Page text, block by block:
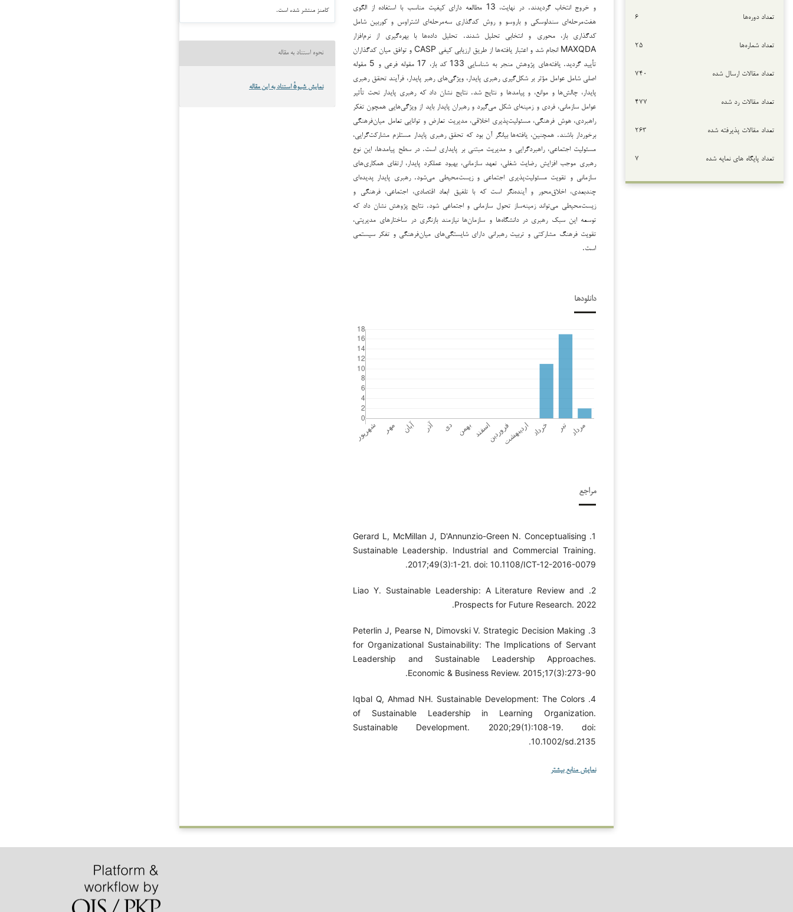
تعداد دوره‌ها ۶
تعداد شماره‌ها ۲۵
تعداد مقالات ارسال شده ۷۴۰
تعداد مقالات رد شده ۴۷۷
تعداد مقالات پذیرفته شده ۲۶۳
تعداد پایگاه های نمایه شده ۷
و خروج انتخاب گردیدند. در نهایت، 13 مطالعه دارای کیفیت مناسب با استفاده از الگوی
هفت‌مرحله‌ای سندلوسکی و باروسو و روش کدگذاری سه‌مرحله‌ای اشتراوس و کوربین شامل
کدگذاری باز، محوری و انتخابی تحلیل شدند. تحلیل داده‌ها با بهره‌گیری از نرم‌افزار
MAXQDA انجام شد و اعتبار یافته‌ها از طریق ارزیابی کیفی CASP و توافق میان کدگذاران
تأیید گردید. یافته‌های پژوهش منجر به شناسایی 133 کد باز، 17 مقوله فرعی و 5 مقوله
اصلی شامل عوامل مؤثر بر شکل‌گیری رهبری پایدار، ویژگی‌های رهبر پایدار، فرآیند تحقق رهبری
پایدار، چالش‌ها و موانع، و پیامدها و نتایج شد. نتایج نشان داد که رهبری پایدار تحت تأثیر
عوامل سازمانی، فردی و زمینه‌ای شکل می‌گیرد و رهبران پایدار باید از ویژگی‌هایی همچون تفکر
راهبردی، هوش فرهنگی، مسئولیت‌پذیری اخلاقی، مدیریت تعارض و توانایی تعامل میان‌فرهنگی
برخوردار باشند. همچنین، یافته‌ها بیانگر آن بود که تحقق رهبری پایدار مستلزم مشارکت‌گرایی،
مسئولیت اجتماعی، راهبردگرایی و مدیریت مبتنی بر پایداری است. در سطح پیامدها، این نوع
رهبری موجب افزایش رضایت شغلی، تعهد سازمانی، بهبود عملکرد پایدار، ارتقای همکاری‌های
سازمانی و تقویت مسئولیت‌پذیری اجتماعی و زیست‌محیطی می‌شود. رهبری پایدار پدیده‌ای
چندبعدی، اخلاق‌محور و آینده‌نگر است که با تلفیق ابعاد اقتصادی، اجتماعی، فرهنگی و
زیست‌محیطی می‌تواند زمینه‌ساز تحول سازمانی و اجتماعی شود. نتایج پژوهش نشان داد که
توسعه این سبک رهبری در دانشگاه‌ها و سازمان‌ها نیازمند بازنگری در ساختارهای مدیریتی،
تقویت فرهنگ مشارکتی و تربیت رهبرانی دارای شایستگی‌های میان‌فرهنگی و تفکر سیستمی
است.
دانلودها
مراجع
1. Gerard L, McMillan J, D'Annunzio-Green N. Conceptualising
Sustainable Leadership. Industrial and Commercial Training.
2017;49(3):1-21. doi: 10.1108/ICT-12-2016-0079.
2. Liao Y. Sustainable Leadership: A Literature Review and
Prospects for Future Research. 2022.
3. Peterlin J, Pearse N, Dimovski V. Strategic Decision Making
for Organizational Sustainability: The Implications of Servant
Leadership and Sustainable Leadership Approaches.
Economic & Business Review. 2015;17(3):273-90.
4. Iqbal Q, Ahmad NH. Sustainable Development: The Colors
of Sustainable Leadership in Learning Organization.
Sustainable Development. 2020;29(1):108-19. doi:
10.1002/sd.2135.
نمایش منابع بیشتر
کامنز منتشر شده است.
نحوه استناد به مقاله
نمایش شیوهٔ استناد به این مقاله